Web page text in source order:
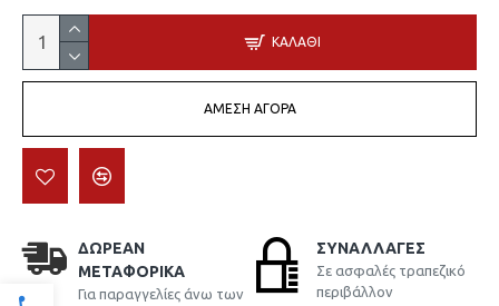
ΚΑΛΆΘΙ
ΆΜΕΣΗ ΑΓΟΡΆ
ΔΩΡΕΆΝ
ΜΕΤΑΦΟΡΙΚΆ
Για παραγγελίες άνω των
ΣΥΝΑΛΛΑΓΈΣ
Σε ασφαλές τραπεζικό
περιβάλλον